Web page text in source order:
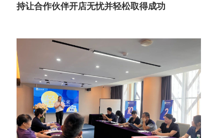
持让合作伙伴开店无忧并轻松取得成功